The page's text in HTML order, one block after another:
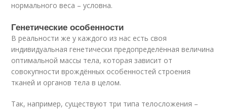
нормального веса – условна.
Генетические особенности
В реальности же у каждого из нас есть своя
индивидуальная генетически предопределённая величина
оптимальной массы тела, которая зависит от
совокупности врождённых особенностей строения
тканей и органов тела в целом.
Так, например, существуют три типа телосложения –